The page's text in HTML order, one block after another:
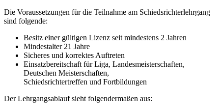
Die Voraussetzungen für die Teilnahme am Schiedsrichterlehrgang
sind folgende:
Besitz einer gültigen Lizenz seit mindestens 2 Jahren
Mindestalter 21 Jahre
Sicheres und korrektes Auftreten
Einsatzbereitschaft für Liga, Landesmeisterschaften,
Deutschen Meisterschaften,
Schiedsrichtertreffen und Fortbildungen
Der Lehrgangsablauf sieht folgendermaßen aus: